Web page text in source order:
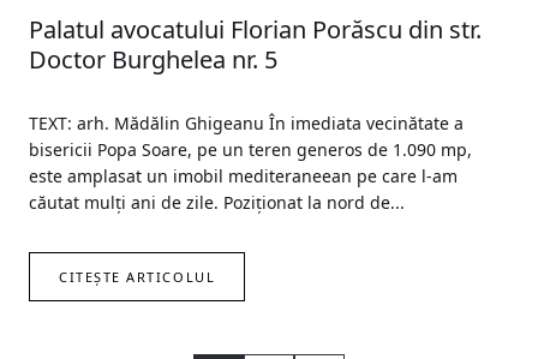
Palatul avocatului Florian Porăscu din str.
Doctor Burghelea nr. 5
TEXT: arh. Mădălin Ghigeanu În imediata vecinătate a
bisericii Popa Soare, pe un teren generos de 1.090 mp,
este amplasat un imobil mediteraneean pe care l-am
căutat mulți ani de zile. Poziționat la nord de...
CITEȘTE ARTICOLUL